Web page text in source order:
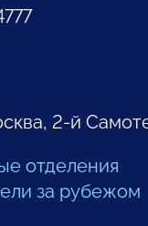
2-й
отделения
за рубежом